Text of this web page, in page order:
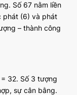
Số 67 nằm liền
phát (6) và phát
– thành công
32. Số 3 tượng
sự cân bằng.